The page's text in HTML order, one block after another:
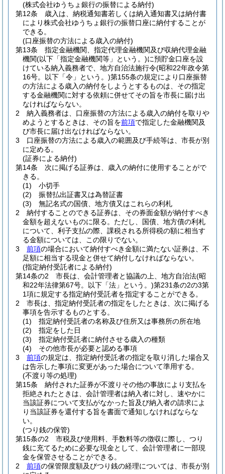
(株式会社ゆうちょ銀行の振替による納付)
第12条
歳入は、納税通知書若しくは納入通知書又は納付書
により株式会社ゆうちょ銀行の振替口座に納付することが
できる。
(口座振替の方法による歳入の納付)
第13条
指定金融機関、指定代理金融機関及び収納代理金融
機関(以下「指定金融機関等」という。)に預貯金口座を設
けている納入義務者で、地方自治法施行令(昭和22年政令第
16号。以下「令」という。)第155条の規定により口座振替
の方法による歳入の納付をしようとするものは、その指定
する金融機関に対する依頼に併せてその旨を市長に届け出
なければならない。
2
納入義務者は、口座振替の方法による歳入の納付を取りや
めようとするときは、その旨を前項で指定した金融機関及
び市長に届け出なければならない。
3
口座振替の方法による歳入の範囲及び手続等は、市長が別
に定める。
(証券による納付)
第14条
次に掲げる証券は、歳入の納付に使用することがで
きる。
(1)
小切手
(2)
振替払出証書又は為替証書
(3)
無記名式の国債、地方債又はこれらの利札
2
納付することのできる証券は、その券面金額が納付すべき
金額を超えないものに限る。 ただし、国債、地方債の利札
について、利子支払の際、課税される所得税の額に相当す
る金額については、この限りでない。
3
前項の場合において納付すべき金額に満たない証券は、不
足額に相当する現金と併せて納付しなければならない。
(指定納付受託者による納付)
第14条の2
市長は、会計管理者と協議の上、地方自治法(昭
和22年法律第67号。以下「法」という。)第231条の2の3第
1項に規定する指定納付受託者を指定することができる。
2
市長は、指定納付受託者の指定をしたときは、次に掲げる
事項を告示するものとする。
(1)
指定納付受託者の名称及び住所又は事務所の所在地
(2)
指定をした日
(3)
指定納付受託者に納付させる歳入の種類
(4)
その他市長が必要と認める事項
3
前項の規定は、指定納付受託者の指定を取り消した場合又
は告示した事項に変更があった場合について準用する。
(不渡り等の処理)
第15条
納付された証券が不渡りその他の事故により支払を
拒絶されたときは、会計管理者は納入者に対し、速やかに
当該証券について支払がなかった旨及び納入者の請求によ
り当該証券を還付する旨を書面で通知しなければならな
い。
(つり銭の保管)
第15条の2
市税及び使用料、手数料等の徴収に際し、つり
銭に充てるために必要な現金として、会計管理者に一部現
金を保管させることができる。
2
前項の保管限度額及びつり銭の経理については、市長が別